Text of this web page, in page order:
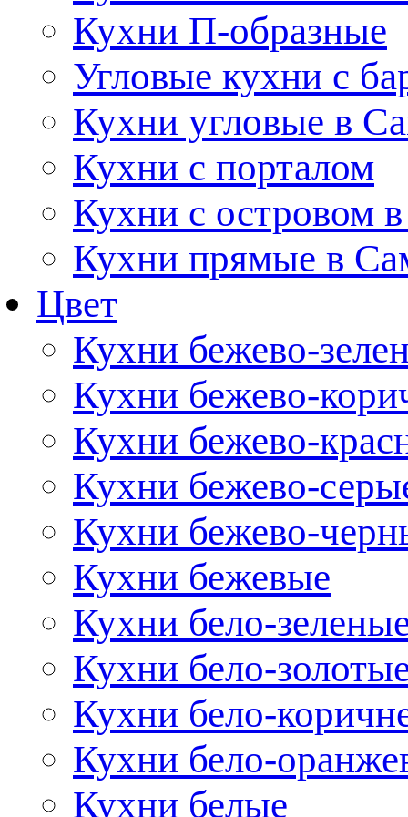
Кухни П-образные
Угловые кухни с
Кухни угловые в
Кухни с порталом
Кухни с островом
Кухни прямые в
Цвет
Кухни бежево-
Кухни бежево-
Кухни бежево-
Кухни бежево-
Кухни бежево-
Кухни бежевые
Кухни бело-
Кухни бело-
Кухни бело-
Кухни бело-
Кухни белые